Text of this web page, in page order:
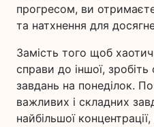
прогресом, ви
та натхнення для
Замість того щоб
справи до іншої,
завдань на понеділок.
важливих і складних
найбільшої